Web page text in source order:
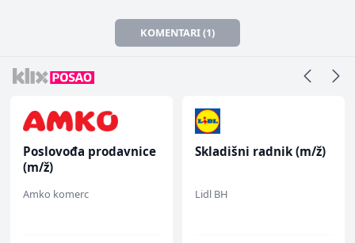
KOMENTARI (1)
Poslovođa prodavnice
(m/ž)
Amko komerc
Skladišni radnik (m/ž)
Lidl BH